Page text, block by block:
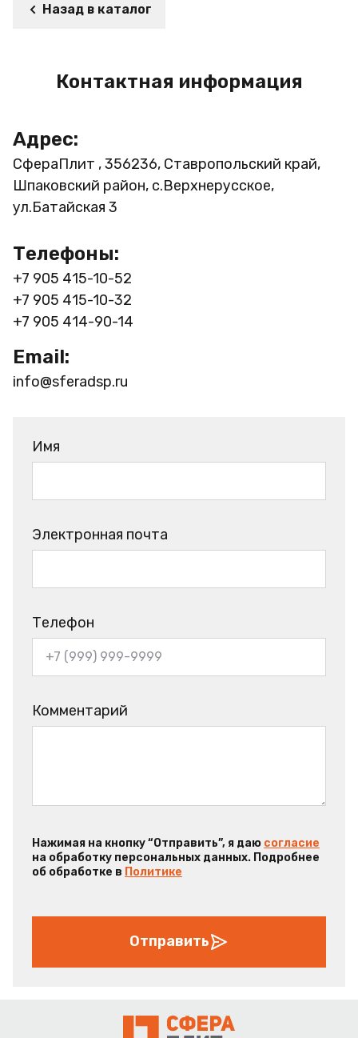
Назад в каталог
Контактная информация
Адрес:
СфераПлит , 356236, Ставропольский край,
Шпаковский район, с.Верхнерусское,
ул.Батайская 3
Телефоны:
+7 905 415-10-52
+7 905 415-10-32
+7 905 414-90-14
Email:
info@sferadsp.ru
Имя
Электронная почта
Телефон
Комментарий
Нажимая на кнопку “Отправить”, я даю согласие
на обработку персональных данных. Подробнее
об обработке в Политике
Отправить